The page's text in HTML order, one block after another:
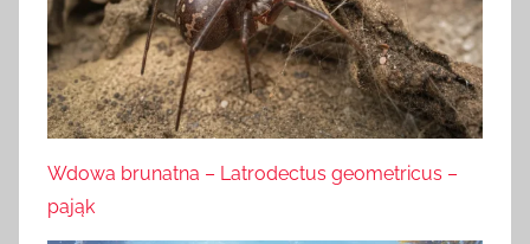
Wdowa brunatna – Latrodectus geometricus –
pająk